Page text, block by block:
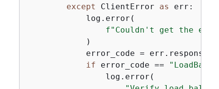
except ClientError as err:
            log.error(
f"Couldn't get the
            )
            error_code = err.response[
if error_code ==
                log.error(